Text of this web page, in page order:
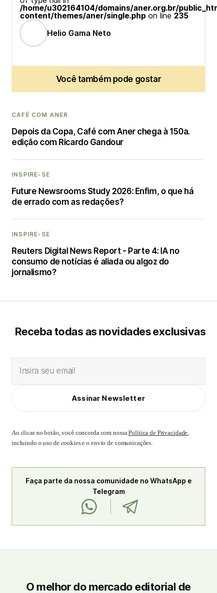
/home/u302164104/domains/aner.org.br/
content/themes/aner/single.php on line 235
Helio Gama Neto
Você também pode gostar
CAFÉ COM ANER
Depois da Copa, Café com Aner chega à 150a.
edição com Ricardo Gandour
INSPIRE-SE
Future Newsrooms Study 2026: Enfim, o que há
de errado com as redações?
INSPIRE-SE
Reuters Digital News Report - Parte 4: IA no
consumo de notícias é aliada ou algoz do
jornalismo?
Receba todas as novidades exclusivas
Insira seu email
Assinar Newsletter
Ao clicar no botão, você concorda com nossaPolítica de Privacidade,
incluindo o uso de cookies e o envio de comunicações.
Faça parte da nossa comunidade no WhatsApp e
Telegram
O melhor do mercado editorial de